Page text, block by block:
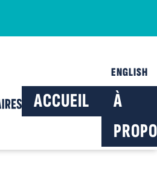
ENGLISH
ACCUEIL
À